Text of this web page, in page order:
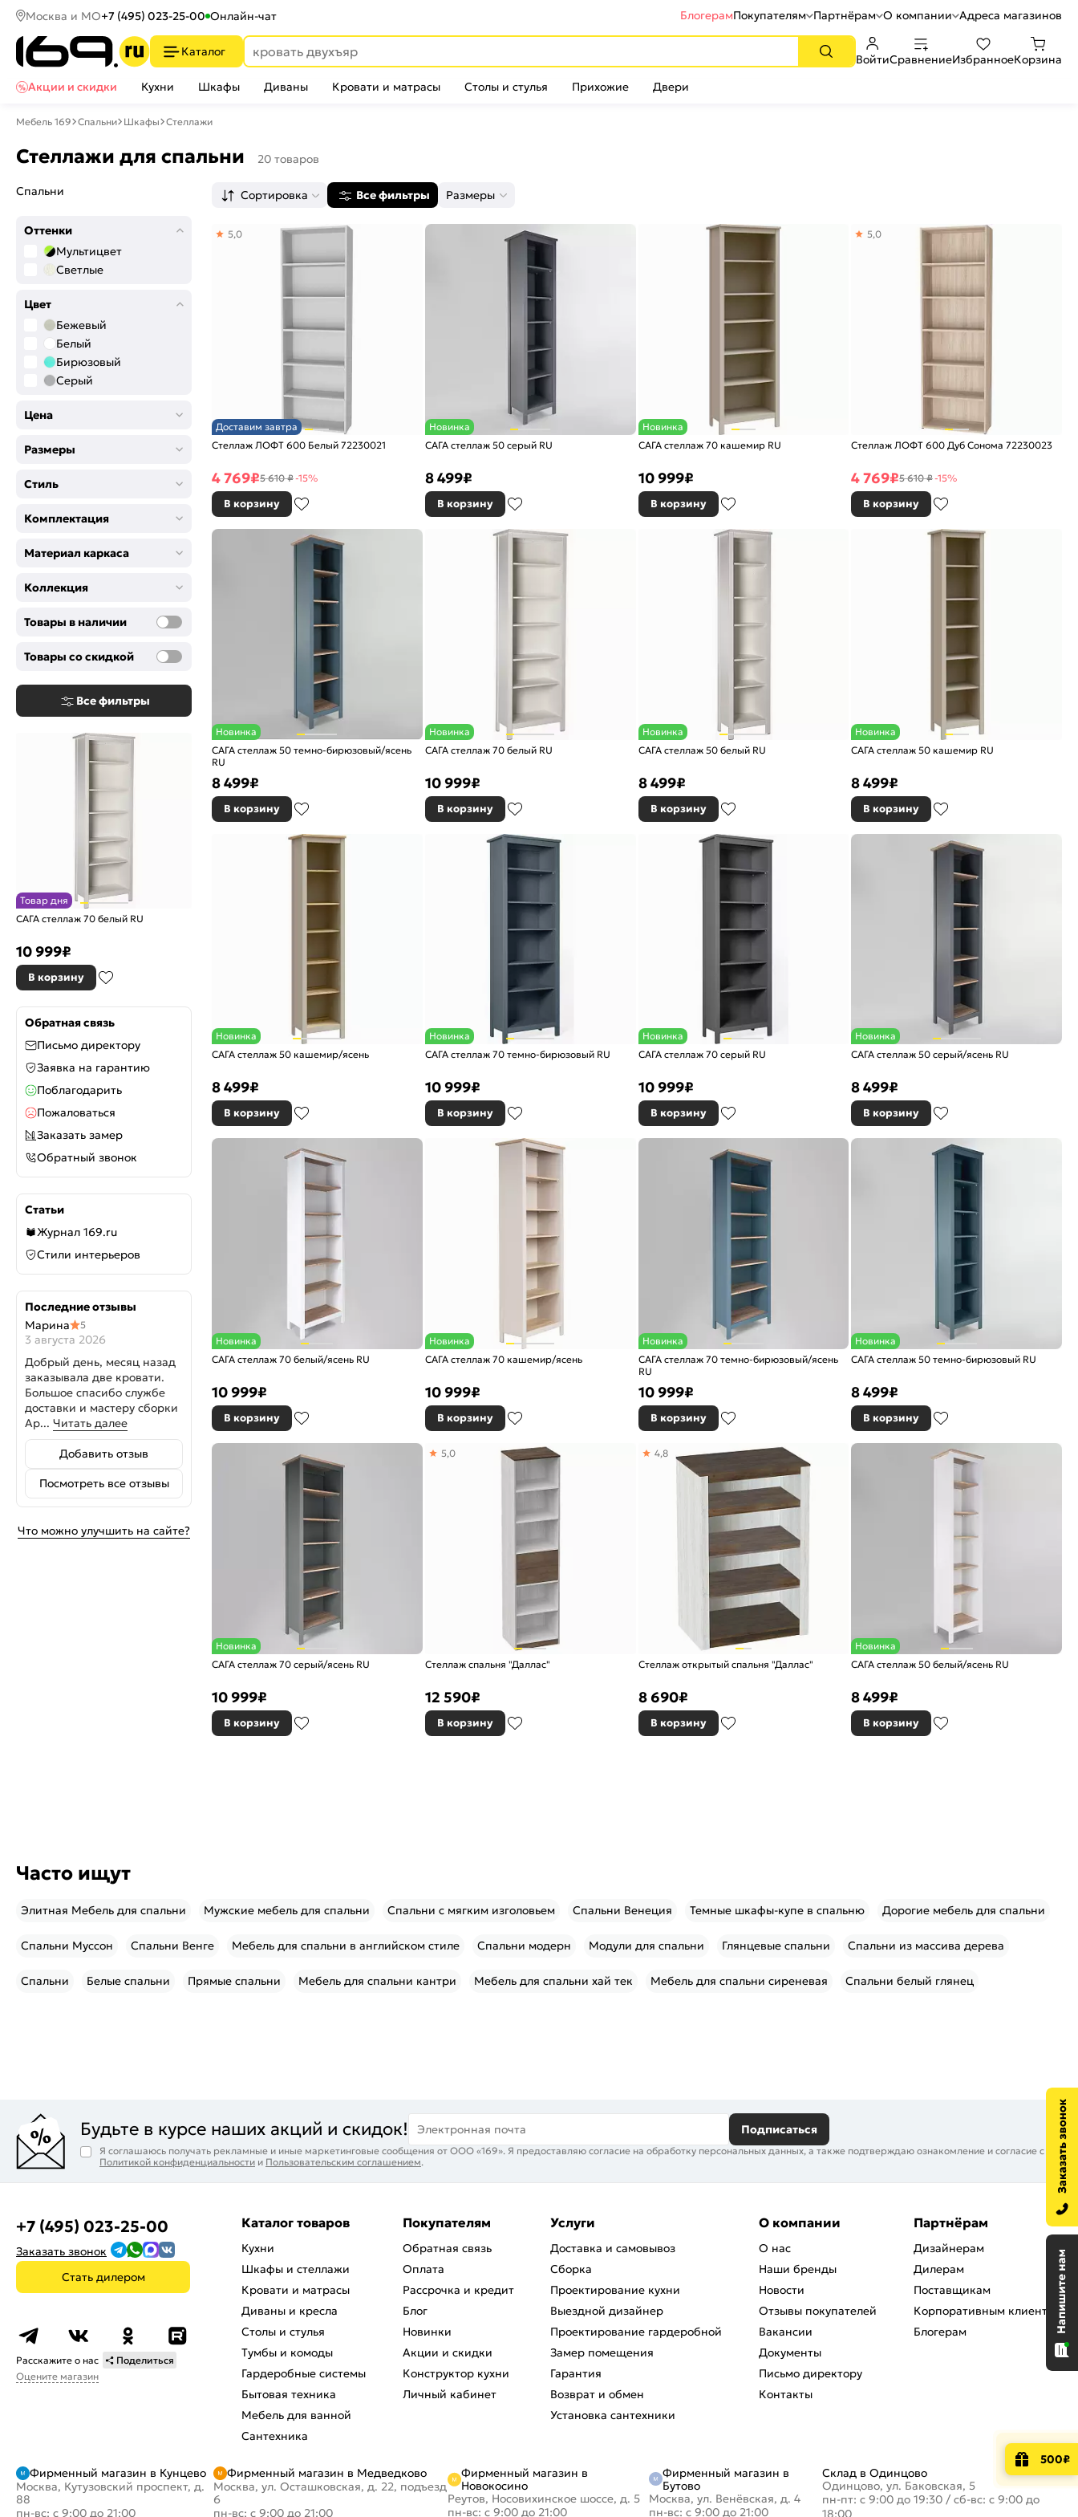
Москва и МО+7 (495) 023-25-00 Онлайн-чат БлогерамПокупателям Партнёрам О компании Адреса магазинов
Каталог
ВойтиСравнениеИзбранноеКорзина
Акции и скидки
Кухни Шкафы Диваны Кровати и матрасы Столы и стулья Прихожие Двери
Мебель 169 Спальни Шкафы Стеллажи
Стеллажи для спальни 20 товаров
Спальни
Оттенки
Мультицвет
Светлые
Цвет
Бежевый
Белый
Бирюзовый
Серый
Цена
Размеры
Стиль
Комплектация
Материал каркаса
Коллекция
Товары в наличии
Товары со скидкой
Все фильтры
Товар дня
САГА стеллаж 70 белый RU
10 999₽
В корзину
Обратная связь
Письмо директору
Заявка на гарантию
Поблагодарить
Пожаловаться
Заказать замер
Обратный звонок
Статьи
Журнал 169.ru
Стили интерьеров
Последние отзывы
Марина
5
3 августа 2026
Добрый день, месяц назад
заказывала две кровати.
Большое спасибо службе
доставки и мастеру сборки
Ар... Читать далее
Добавить отзыв
Посмотреть все отзывы
Что можно улучшить на сайте?
Сортировка Все фильтры Размеры
Доставим завтра
Стеллаж ЛОФТ 600 Белый 72230021
5,0
4 769₽5 610 ₽-15%
В корзину
Новинка
САГА стеллаж 50 серый RU
8 499₽
В корзину
Новинка
САГА стеллаж 70 кашемир RU
10 999₽
В корзину
Стеллаж ЛОФТ 600 Дуб Сонома 72230023
5,0
4 769₽5 610 ₽-15%
В корзину
Новинка
САГА стеллаж 50 темно-бирюзовый/ясень
RU
8 499₽
В корзину
Новинка
САГА стеллаж 70 белый RU
10 999₽
В корзину
Новинка
САГА стеллаж 50 белый RU
8 499₽
В корзину
Новинка
САГА стеллаж 50 кашемир RU
8 499₽
В корзину
Новинка
САГА стеллаж 50 кашемир/ясень
8 499₽
В корзину
Новинка
САГА стеллаж 70 темно-бирюзовый RU
10 999₽
В корзину
Новинка
САГА стеллаж 70 серый RU
10 999₽
В корзину
Новинка
САГА стеллаж 50 серый/ясень RU
8 499₽
В корзину
Новинка
САГА стеллаж 70 белый/ясень RU
10 999₽
В корзину
Новинка
САГА стеллаж 70 кашемир/ясень
10 999₽
В корзину
Новинка
САГА стеллаж 70 темно-бирюзовый/ясень
RU
10 999₽
В корзину
Новинка
САГА стеллаж 50 темно-бирюзовый RU
8 499₽
В корзину
Новинка
САГА стеллаж 70 серый/ясень RU
10 999₽
В корзину
Стеллаж спальня "Даллас"
5,0
12 590₽
В корзину
Стеллаж открытый спальня "Даллас"
4,8
8 690₽
В корзину
Новинка
САГА стеллаж 50 белый/ясень RU
8 499₽
В корзину
Часто ищут
Элитная Мебель для спальни Мужские мебель для спальни Спальни с мягким изголовьем Спальни Венеция Темные шкафы-купе в спальню Дорогие мебель для спальни
Спальни Муссон Спальни Венге Мебель для спальни в английском стиле Спальни модерн Модули для спальни Глянцевые спальни Спальни из массива дерева
Спальни Белые спальни Прямые спальни Мебель для спальни кантри Мебель для спальни хай тек Мебель для спальни сиреневая Спальни белый глянец
Будьте в курсе наших акций и скидок! Электронная почта Подписаться
Я соглашаюсь получать рекламные и иные маркетинговые сообщения от ООО «169». Я предоставляю согласие на обработку персональных данных, а также подтверждаю ознакомление и согласие с
Политикой конфиденциальности и Пользовательским соглашением.
+7 (495) 023-25-00
Заказать звонок
Стать дилером
Расскажите о нас
Поделиться
Оцените магазин
Каталог товаров
Кухни
Шкафы и стеллажи
Кровати и матрасы
Диваны и кресла
Столы и стулья
Тумбы и комоды
Гардеробные системы
Бытовая техника
Мебель для ванной
Сантехника
Покупателям
Обратная связь
Оплата
Рассрочка и кредит
Блог
Новинки
Акции и скидки
Конструктор кухни
Личный кабинет
Услуги
Доставка и самовывоз
Сборка
Проектирование кухни
Выездной дизайнер
Проектирование гардеробной
Замер помещения
Гарантия
Возврат и обмен
Установка сантехники
О компании
О нас
Наши бренды
Новости
Отзывы покупателей
Вакансии
Документы
Письмо директору
Контакты
Партнёрам
Дизайнерам
Дилерам
Поставщикам
Корпоративным клиентам
Блогерам
Фирменный магазин в Кунцево
Москва, Кутузовский проспект, д.
88
пн-вс: с 9:00 до 21:00
Фирменный магазин в Медведково
Москва, ул. Осташковская, д. 22, подъезд
6
пн-вс: с 9:00 до 21:00
Фирменный магазин в
Новокосино
Реутов, Носовихинское шоссе, д. 5
пн-вс: с 9:00 до 21:00
Фирменный магазин в
Бутово
Москва, ул. Венёвская, д. 4
пн-вс: с 9:00 до 21:00
Склад в Одинцово
Одинцово, ул. Баковская, 5
пн-пт: с 9:00 до 19:30 /сб-вс: с 9:00 до
18:00
500₽